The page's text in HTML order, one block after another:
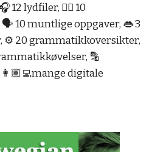
12 lydfiler, ✍🏼 10
10 muntlige oppgaver, 👄 3
⚙️ 20 grammatikkoversikter,
🔡
digitale